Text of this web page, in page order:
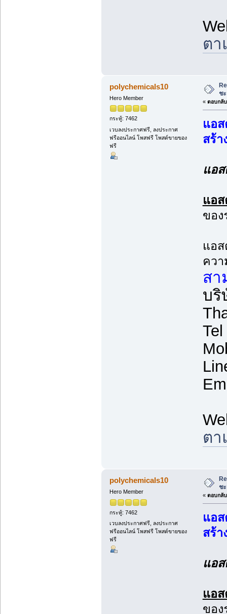
ตา
polychemicals10
Hero Member
กระทู้: 7462
เวบลงประกาศฟรี, ลงประกาศ
ฟรีออนไลน์ โพสฟรี โพสต์ขายของ
ฟรี
ช
« ตอบกลั
แอ
สร้า
แอ
แอ
ขอ
แอ
ควา
สา
บริ
ตา
polychemicals10
Hero Member
กระทู้: 7462
เวบลงประกาศฟรี, ลงประกาศ
ฟรีออนไลน์ โพสฟรี โพสต์ขายของ
ฟรี
ช
« ตอบกลั
แอ
สร้า
แอ
แอ
ขอ